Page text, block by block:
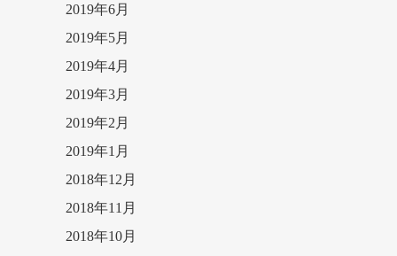
2019年6月
2019年5月
2019年4月
2019年3月
2019年2月
2019年1月
2018年12月
2018年11月
2018年10月